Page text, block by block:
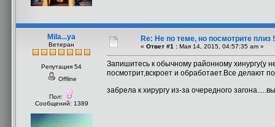
Mila...ya
Ветеран
Репутация 54
Offline
Пол:
Сообщений: 1389
Re: Не по теме, но посмотрите плиз
« Ответ #1 : Мая 14, 2015, 04:57:35 am »
Запишитесь к обычному районному хинургу(у
посмотрит,вскроет и обработает.Все делают
забрела к хирургу из-за очередного